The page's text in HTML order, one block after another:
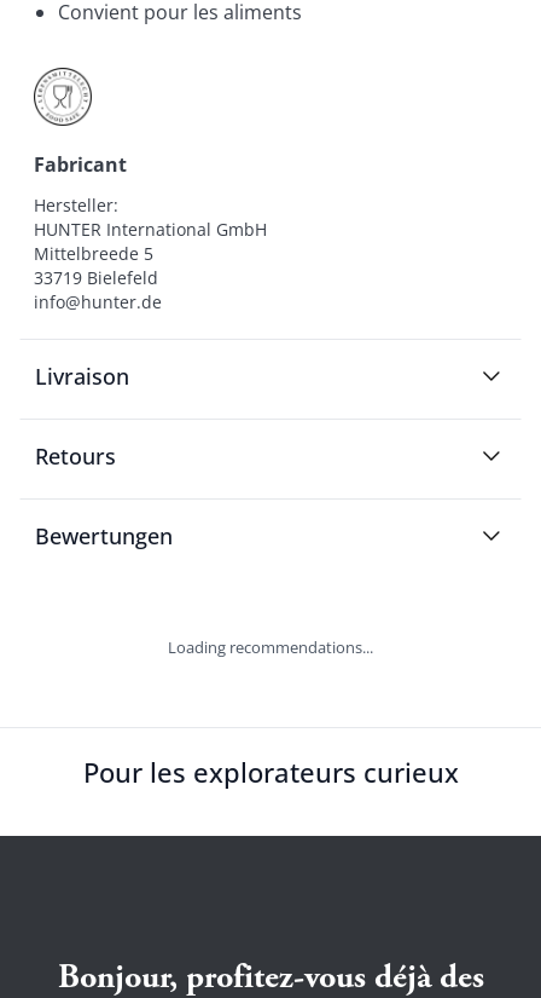
Convient pour les aliments
Fabricant
Hersteller:
HUNTER International GmbH
Mittelbreede 5
33719 Bielefeld
info@hunter.de
Livraison
Retours
Bewertungen
Loading recommendations...
Pour les explorateurs curieux
Bonjour, profitez-vous déjà des